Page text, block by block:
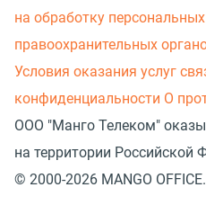
на обработку
правоохранительных
Условия оказания услуг
конфиденциальности О
ООО "Манго Телеком"
на территории Российской
© 2000-2026 MANGO OFFICE.